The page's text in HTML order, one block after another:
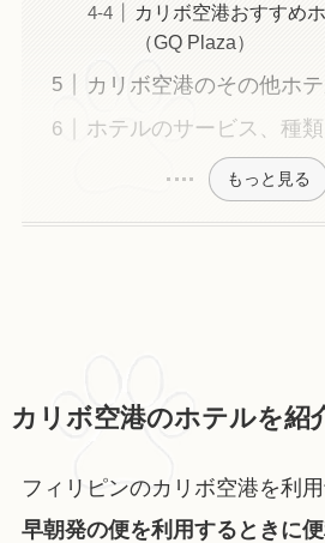
カリボ空港おすす
（GQ Plaza）
カリボ空港のその他ホ
ホテルのサービス、種類
もっと見る
カリボ空港のホテルを紹
フィリピンのカリボ空港を利用
早朝発の便を利用するときに便